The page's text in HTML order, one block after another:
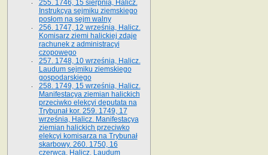
255. 1746, 15 sierpnia, Halicz.
Instrukcya sejmiku ziemskiego
posłom na sejm walny
256. 1747, 12 września, Halicz.
Komisarz ziemi halickiej zdaje
rachunek z administracyi
czopowego
257. 1748, 10 września, Halicz.
Laudum sejmiku ziemskiego
gospodarskiego
258. 1749, 15 września, Halicz.
Manifestacya ziemian halickich
przeciwko elekcyi deputata na
Trybunał kor. 259. 1749, 17
września, Halicz. Manifestacya
ziemian halickich przeciwko
elekcyi komisarza na Trybunał
skarbowy. 260. 1750, 16
czerwca, Halicz. Laudum